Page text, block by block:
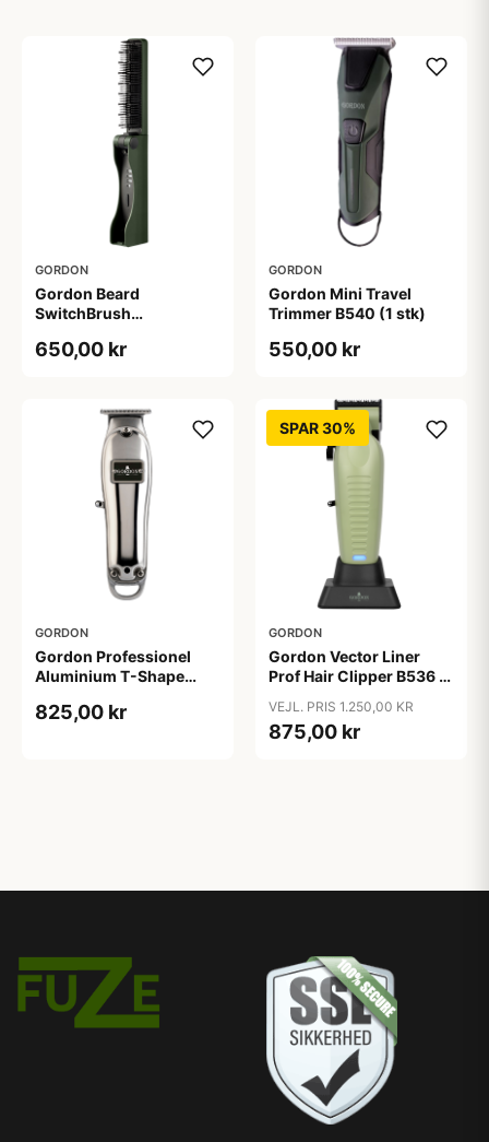
GORDON
Gordon Beard
SwitchBrush
650,00 kr
GORDON
Gordon Mini Travel
Trimmer B540 (1 stk)
550,00 kr
GORDON
Gordon Professionel
Aluminium T-Shape
825,00 kr
SPAR 30%
GORDON
Gordon Vector Liner
Prof Hair Clipper B536 (1
VEJL. PRIS 1.250,00 KR
875,00 kr